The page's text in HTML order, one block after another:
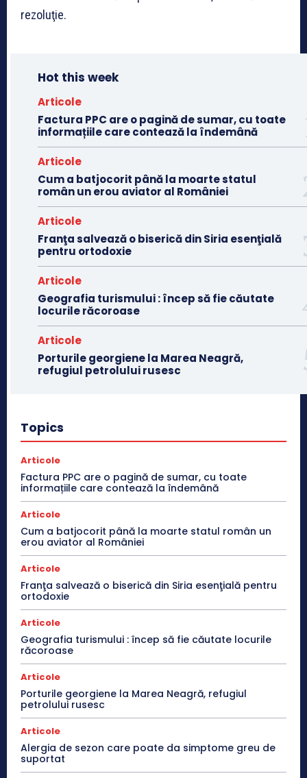
rezoluţie.
Hot this week
Articole
Factura PPC are o pagină de sumar, cu toate
informațiile care contează la îndemână
Articole
Cum a batjocorit până la moarte statul
român un erou aviator al României
Articole
Franţa salvează o biserică din Siria esenţială
pentru ortodoxie
Articole
Geografia turismului : încep să fie căutate
locurile răcoroase
Articole
Porturile georgiene la Marea Neagră,
refugiul petrolului rusesc
Topics
Articole
Factura PPC are o pagină de sumar, cu toate
informațiile care contează la îndemână
Articole
Cum a batjocorit până la moarte statul român un
erou aviator al României
Articole
Franţa salvează o biserică din Siria esenţială pentru
ortodoxie
Articole
Geografia turismului : încep să fie căutate locurile
răcoroase
Articole
Porturile georgiene la Marea Neagră, refugiul
petrolului rusesc
Articole
Alergia de sezon care poate da simptome greu de
suportat